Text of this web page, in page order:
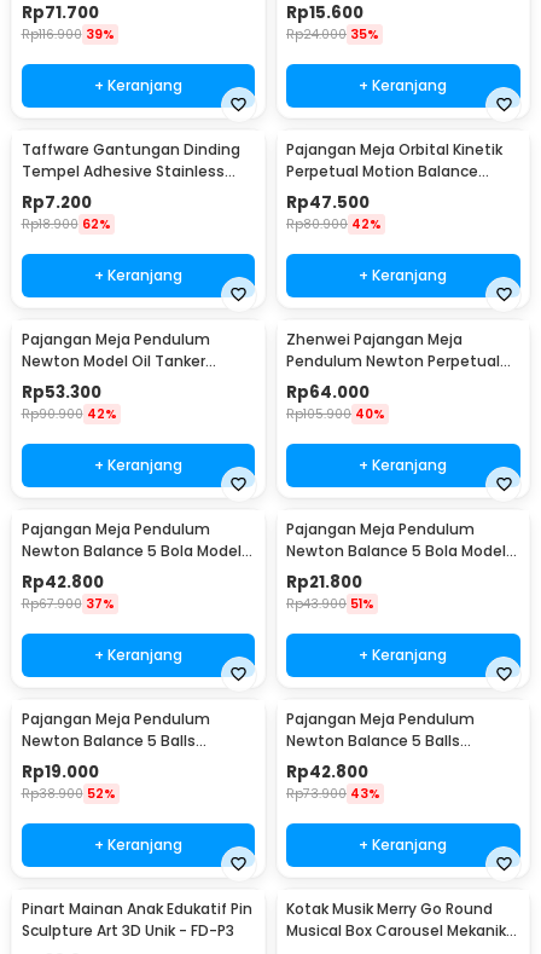
KB-10L
Rp71.700
Rp116.900 39%
+ Keranjang
Rp15.600
Rp24.000 35%
+ Keranjang
Taffware Gantungan Dinding
Tempel Adhesive Stainless
Steel 6 PCS - ST40
Rp7.200
Rp18.900 62%
+ Keranjang
Pajangan Meja Orbital Kinetik
Perpetual Motion Balance
Physics - NR31TX
Rp47.500
Rp80.900 42%
+ Keranjang
Pajangan Meja Pendulum
Newton Model Oil Tanker
Perpetual Debate - B101
Rp53.300
Rp90.900 42%
+ Keranjang
Zhenwei Pajangan Meja
Pendulum Newton Perpetual
Model Ferris Wheel - ZPW
Rp64.000
Rp105.900 40%
+ Keranjang
Pajangan Meja Pendulum
Newton Balance 5 Bola Model
Arched M - ZY02
Rp42.800
Rp67.900 37%
+ Keranjang
Pajangan Meja Pendulum
Newton Balance 5 Bola Model
Arched S - ZY02
Rp21.800
Rp43.900 51%
+ Keranjang
Pajangan Meja Pendulum
Newton Balance 5 Balls
Stainless Steel Model T S -
LX013
Rp19.000
Rp38.900 52%
+ Keranjang
Pajangan Meja Pendulum
Newton Balance 5 Balls
Stainless Steel Model T L -
LX013
Rp42.800
Rp73.900 43%
+ Keranjang
Pinart Mainan Anak Edukatif Pin
Sculpture Art 3D Unik - FD-P3
Kotak Musik Merry Go Round
Musical Box Carousel Mekanikal